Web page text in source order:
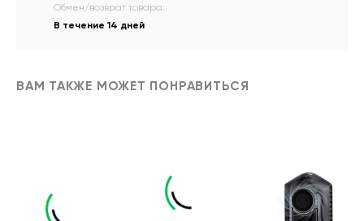
Обмен/возврат товара:
В течение 14 дней
ВАМ ТАКЖЕ МОЖЕТ ПОНРАВИТЬСЯ